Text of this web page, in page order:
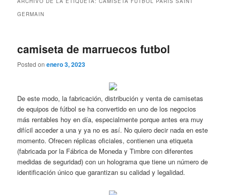
GERMAIN
camiseta de marruecos futbol
Posted onenero 3, 2023
De este modo, la fabricación, distribución y venta de camisetas
de equipos de fútbol se ha convertido en uno de los negocios
más rentables hoy en día, especialmente porque antes era muy
difícil acceder a una y ya no es así. No quiero decir nada en este
momento. Ofrecen réplicas oficiales, contienen una etiqueta
(fabricada por la Fábrica de Moneda y Timbre con diferentes
medidas de seguridad) con un holograma que tiene un número de
identificación único que garantizan su calidad y legalidad.